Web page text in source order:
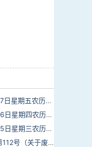
外贸简讯：2026年8月7日星期五农历六月廿五
外贸简讯：2026年8月6日星期四农历六月廿四
外贸简讯：2026年8月5日星期三农历六月廿三
海关总署公告2026年第112号（关于废止部分卫生检疫类规范性文件的公告）